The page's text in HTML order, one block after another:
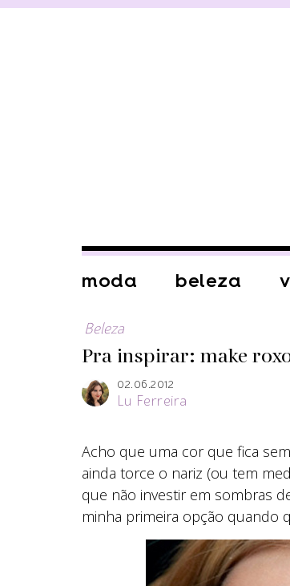
moda beleza
Beleza
Pra inspirar: make
02.06.2012
Lu Ferreira
Acho que uma cor que fica
ainda torce o nariz (ou tem
que não investir em sombras
minha primeira opção quando